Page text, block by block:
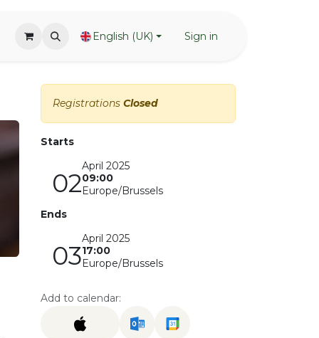
English (UK) Sign in
Registrations Closed
Starts
02
April 2025
09:00
Europe/Brussels
Ends
03
April 2025
17:00
Europe/Brussels
Add to calendar: